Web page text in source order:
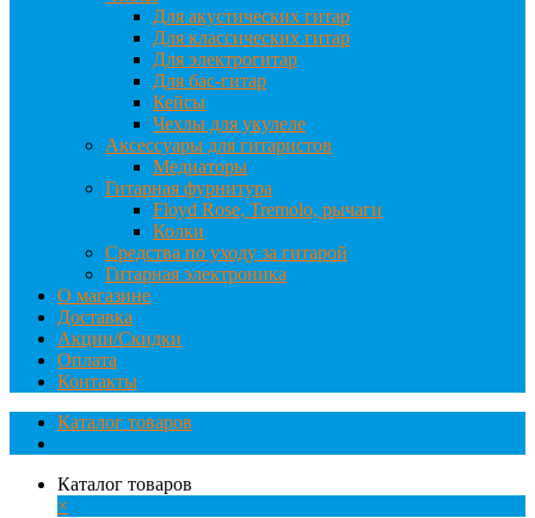
Для акустических гитар
Для классических гитар
Для электрогитар
Для бас-гитар
Кейсы
Чехлы для укулеле
Аксессуары для гитаристов
Медиаторы
Гитарная фурнитура
Floyd Rose, Tremolo, рычаги
Колки
Средства по уходу за гитарой
Гитарная электроника
О магазине
Доставка
Акции/Скидки
Оплата
Контакты
Каталог товаров
Каталог товаров
×